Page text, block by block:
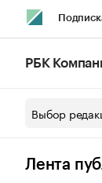
РБК
Выбор
Лента